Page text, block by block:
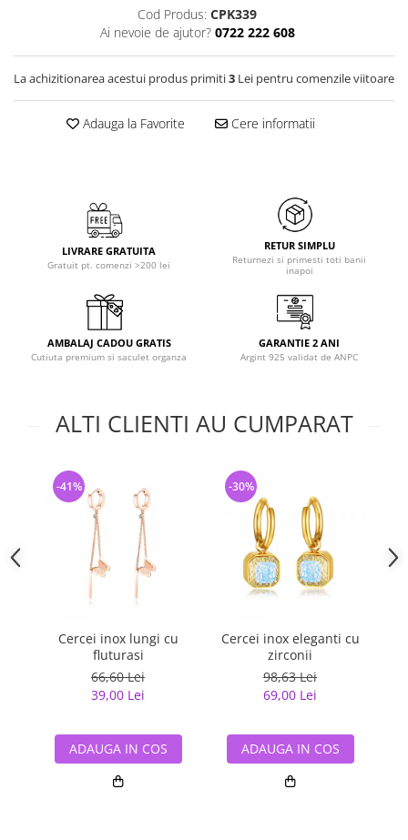
Cod Produs: CPK339
Ai nevoie de ajutor? 0722 222 608
La achizitionarea acestui produs primiti3 Lei pentru comenzile viitoare
Adauga la Favorite Cere informatii
LIVRARE GRATUITA
Gratuit pt. comenzi >200 lei
RETUR SIMPLU
Returnezi si primesti toti banii
inapoi
AMBALAJ CADOU GRATIS
Cutiuta premium si saculet organza
GARANTIE 2 ANI
Argint 925 validat de ANPC
ALTI CLIENTI AU CUMPARAT
Cercei inox lungi cu
fluturasi
66,60 Lei
39,00 Lei
-41%
ADAUGA IN COS
Cercei inox eleganti cu
zirconii
98,63 Lei
69,00 Lei
-30%
ADAUGA IN COS